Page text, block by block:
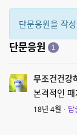
단문응원을 작
단문응원 1
무조건건강
본격적인
18년 4월 · 답